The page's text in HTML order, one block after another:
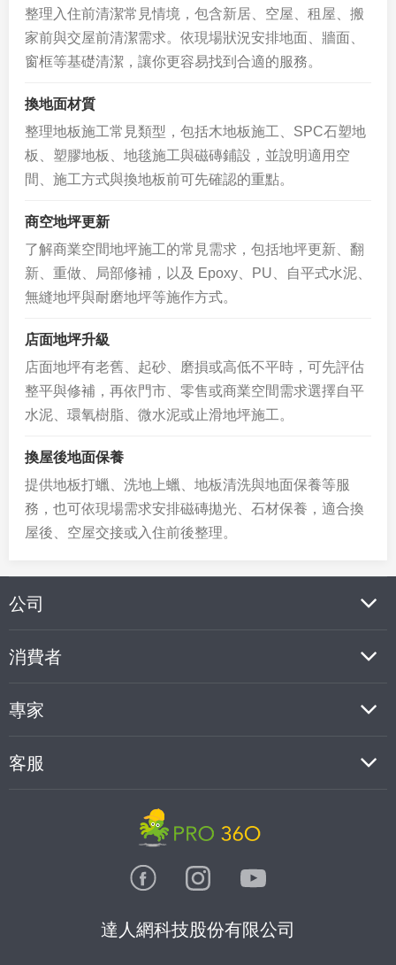
整理入住前清潔常見情境，包含新居、空屋、租屋、搬
家前與交屋前清潔需求。依現場狀況安排地面、牆面、
窗框等基礎清潔，讓你更容易找到合適的服務。
換地面材質
整理地板施工常見類型，包括木地板施工、SPC石塑地
板、塑膠地板、地毯施工與磁磚鋪設，並說明適用空
間、施工方式與換地板前可先確認的重點。
商空地坪更新
了解商業空間地坪施工的常見需求，包括地坪更新、翻
新、重做、局部修補，以及 Epoxy、PU、自平式水泥、
無縫地坪與耐磨地坪等施作方式。
店面地坪升級
店面地坪有老舊、起砂、磨損或高低不平時，可先評估
整平與修補，再依門市、零售或商業空間需求選擇自平
水泥、環氧樹脂、微水泥或止滑地坪施工。
換屋後地面保養
提供地板打蠟、洗地上蠟、地板清洗與地面保養等服
務，也可依現場需求安排磁磚拋光、石材保養，適合換
屋後、空屋交接或入住前後整理。
公司
消費者
專家
客服
達人網科技股份有限公司